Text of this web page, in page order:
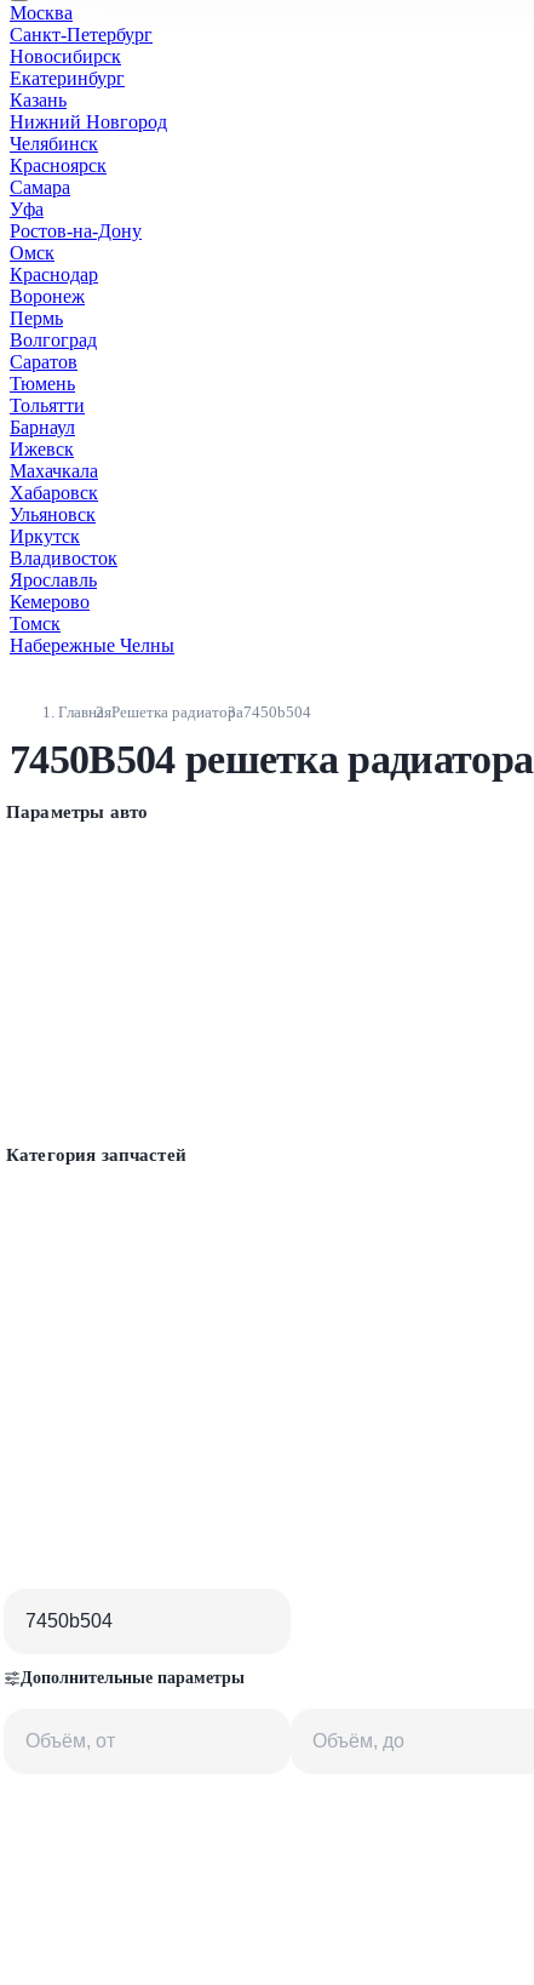
стеклоочистители
топливная система
тормозная система
трансмиссия
Москва
Санкт-Петербург
Новосибирск
Екатеринбург
Казань
Нижний Новгород
Челябинск
Красноярск
Самара
Уфа
Ростов-на-Дону
Омск
Краснодар
Воронеж
Пермь
Волгоград
Саратов
Тюмень
Тольятти
Барнаул
Ижевск
Махачкала
Хабаровск
Ульяновск
Иркутск
Владивосток
Ярославль
Кемерово
Томск
Набережные Челны
ГлавнаяРешетка радиатора7450b504
7450B504 решетка радиатора
Параметры авто
Категория запчастей
Дополнительные параметры